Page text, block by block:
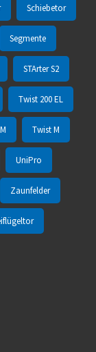
Schiebetor
Segmente
STArter S2
Twist 200 EL
Twist M
UniPro
Zaunfelder